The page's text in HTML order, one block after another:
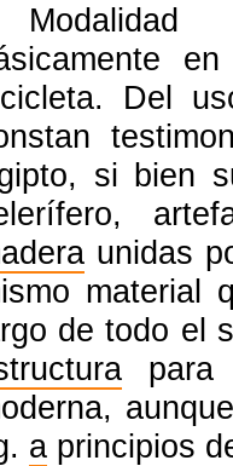
Del
si bien
unidas
material
de todo el
para
a principios